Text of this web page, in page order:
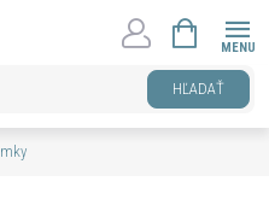
HĽADAŤ
KOŠÍK